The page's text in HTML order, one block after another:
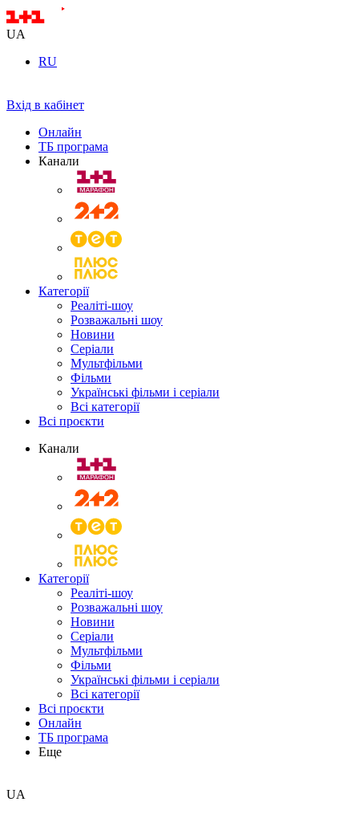
UA
RU
Вхід в кабінет
Онлайн
ТБ програма
Канали
Категорії
Реаліті-шоу
Розважальні шоу
Новини
Серіали
Мультфільми
Фільми
Українські фільми і серіали
Всі категорії
Всі проєкти
Канали
Категорії
Реаліті-шоу
Розважальні шоу
Новини
Серіали
Мультфільми
Фільми
Українські фільми і серіали
Всі категорії
Всі проєкти
Онлайн
ТБ програма
Еще
UA